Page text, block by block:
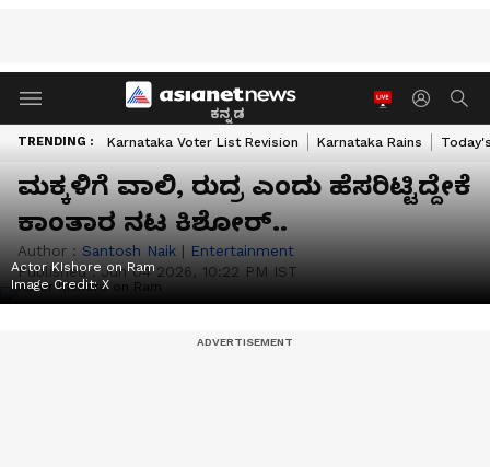
ಕನ್ನಡ
TRENDING : Karnataka Voter List Revision Karnataka Rains
ಮಕ್ಕಳಿಗೆ ವಾಲಿ, ರುದ್ರ ಎಂದು ಹೆಸರಿಟ್ಟಿದ್ದೇಕೆ
ಕಾಂತಾರ ನಟ ಕಿಶೋರ್‌..
Author : Santosh Naik | Entertainment
Published :Jun 04 2026, 10:22 PM IST
Actor KIshore on Ram
Image Credit:‍X